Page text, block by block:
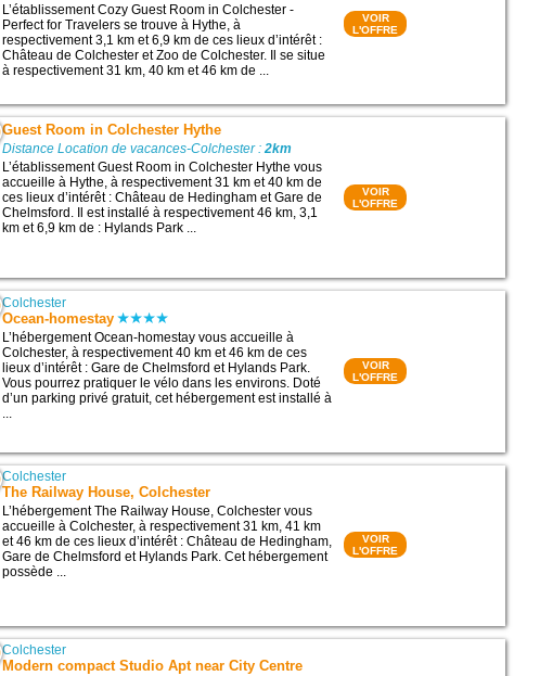
L’établissement Cozy Guest Room in Colchester -
Perfect for Travelers se trouve à Hythe, à
respectivement 3,1 km et 6,9 km de ces lieux d’intérêt :
Château de Colchester et Zoo de Colchester. Il se situe
à respectivement 31 km, 40 km et 46 km de ...
VOIR
L'OFFRE
Guest Room in Colchester Hythe
Distance Location de vacances-Colchester :2km
L’établissement Guest Room in Colchester Hythe vous
accueille à Hythe, à respectivement 31 km et 40 km de
ces lieux d’intérêt : Château de Hedingham et Gare de
Chelmsford. Il est installé à respectivement 46 km, 3,1
km et 6,9 km de : Hylands Park ...
VOIR
L'OFFRE
Colchester
Ocean-homestay
L’hébergement Ocean-homestay vous accueille à
Colchester, à respectivement 40 km et 46 km de ces
lieux d’intérêt : Gare de Chelmsford et Hylands Park.
Vous pourrez pratiquer le vélo dans les environs. Doté
d’un parking privé gratuit, cet hébergement est installé à
...
VOIR
L'OFFRE
Colchester
The Railway House, Colchester
L’hébergement The Railway House, Colchester vous
accueille à Colchester, à respectivement 31 km, 41 km
et 46 km de ces lieux d’intérêt : Château de Hedingham,
Gare de Chelmsford et Hylands Park. Cet hébergement
possède ...
VOIR
L'OFFRE
Colchester
Modern compact Studio Apt near City Centre